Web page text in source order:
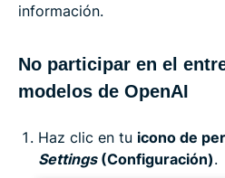
información.
No participar en el
modelos de OpenAI
Haz clic en tu icono de
Settings(Configuración).